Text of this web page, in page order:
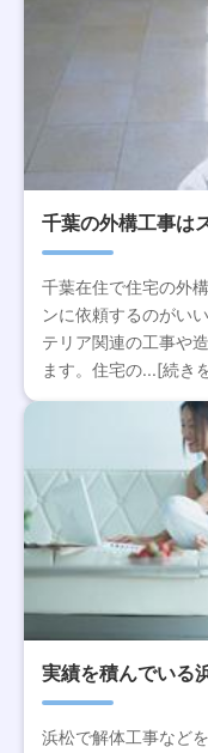
千葉の外構工事は
千葉在住で住宅の外
ンに依頼するのがい
テリア関連の工事や
ます。住宅の...[続き
実績を積んでいる
浜松で解体工事など